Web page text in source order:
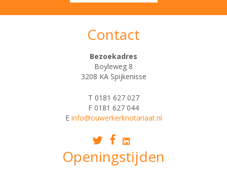
Contact
Bezoekadres
Boyleweg 8
3208 KA Spijkenisse
T 0181 627 027
F 0181 627 044
E info@ouwerkerknotariaat.nl
Openingstijden